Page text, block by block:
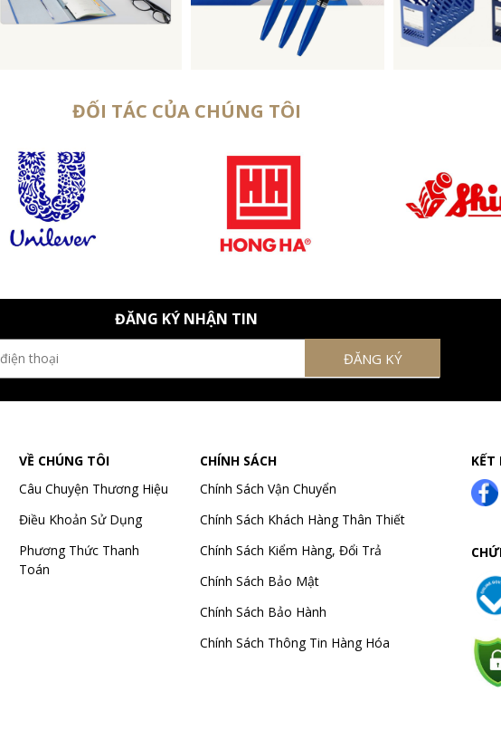
ĐỐI TÁC CỦA CHÚNG TÔI
ĐĂNG KÝ NHẬN TIN
VỀ CHÚNG TÔI
Câu Chuyện Thương Hiệu
Điều Khoản Sử Dụng
Phương Thức Thanh
Toán
CHÍNH SÁCH
Chính Sách Vận Chuyển
Chính Sách Khách Hàng Thân Thiết
Chính Sách Kiểm Hàng, Đổi Trả
Chính Sách Bảo Mật
Chính Sách Bảo Hành
Chính Sách Thông Tin Hàng Hóa
KẾT